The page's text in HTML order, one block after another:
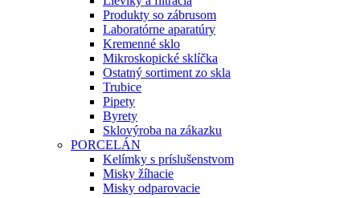
Produkty so zábrusom
Laboratórne aparatúry
Kremenné sklo
Mikroskopické sklíčka
Ostatný sortiment zo skla
Trubice
Pipety
Byrety
Sklovýroba na zákazku
PORCELÁN
Kelímky s príslušenstvom
Misky žíhacie
Misky odparovacie